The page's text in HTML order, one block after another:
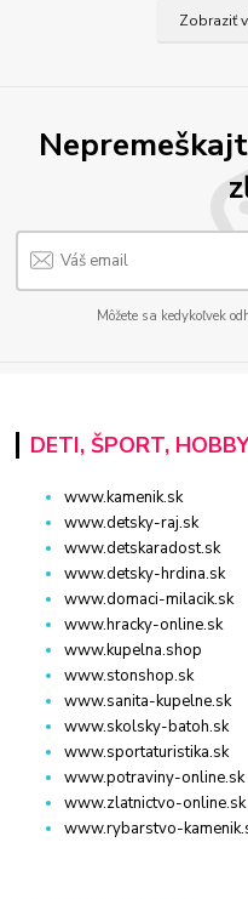
Zobraziť
Môžete sa kedykoľvek
DETI, ŠPORT, HOBBY
www.kamenik.sk
www.detsky-raj.sk
www.detskaradost.sk
www.detsky-hrdina.sk
www.domaci-milacik.sk
www.hracky-online.sk
www.kupelna.shop
www.stonshop.sk
www.sanita-kupelne.sk
www.skolsky-batoh.sk
www.sportaturistika.sk
www.potraviny-online.sk
www.zlatnictvo-online.sk
www.rybarstvo-